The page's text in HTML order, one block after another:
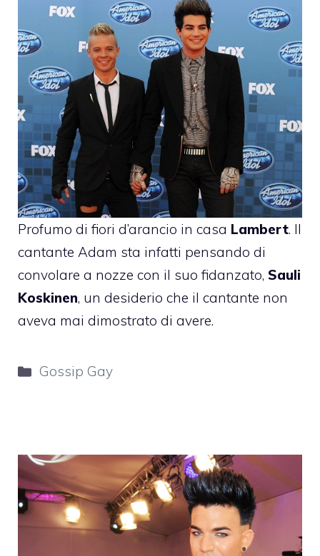
Profumo di fiori d’arancio in casa Lambert. Il
cantante Adam sta infatti pensando di
convolare a nozze con il suo fidanzato, Sauli
Koskinen, un desiderio che il cantante non
aveva mai dimostrato di avere.
Categorie
Gossip Gay